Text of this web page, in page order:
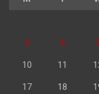
3 4
10 11
17 18